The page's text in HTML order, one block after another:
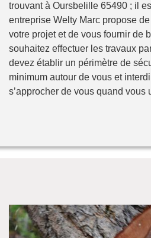
trouvant à Oursbelille 65490 ; il
entreprise Welty Marc propose
votre projet et de vous fournir de
souhaitez effectuer les travaux
devez établir un périmètre de
minimum autour de vous et
s’approcher de vous quand vous